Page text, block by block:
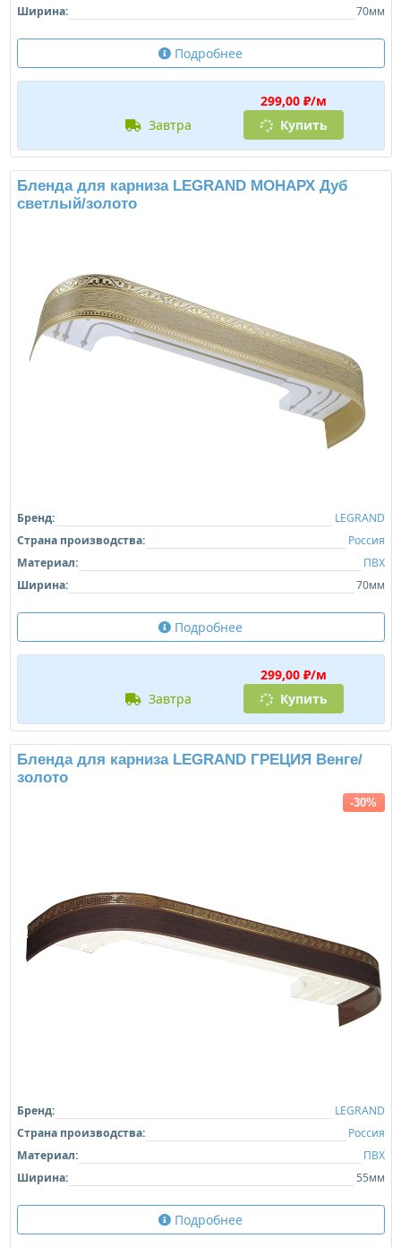
Ширина:
70мм
Подробнее
299,00 ₽/м
завтра
Купить
Бленда для карниза LEGRAND МОНАРХ Дуб
светлый/золото
Бренд:
LEGRAND
Страна производства:
Россия
Материал:
ПВХ
Ширина:
70мм
Подробнее
299,00 ₽/м
завтра
Купить
Бленда для карниза LEGRAND ГРЕЦИЯ Венге/
золото
-30%
Бренд:
LEGRAND
Страна производства:
Россия
Материал:
ПВХ
Ширина:
55мм
Подробнее